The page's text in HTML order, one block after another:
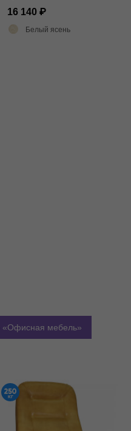
16 140
Белый ясень
Офисная мебель